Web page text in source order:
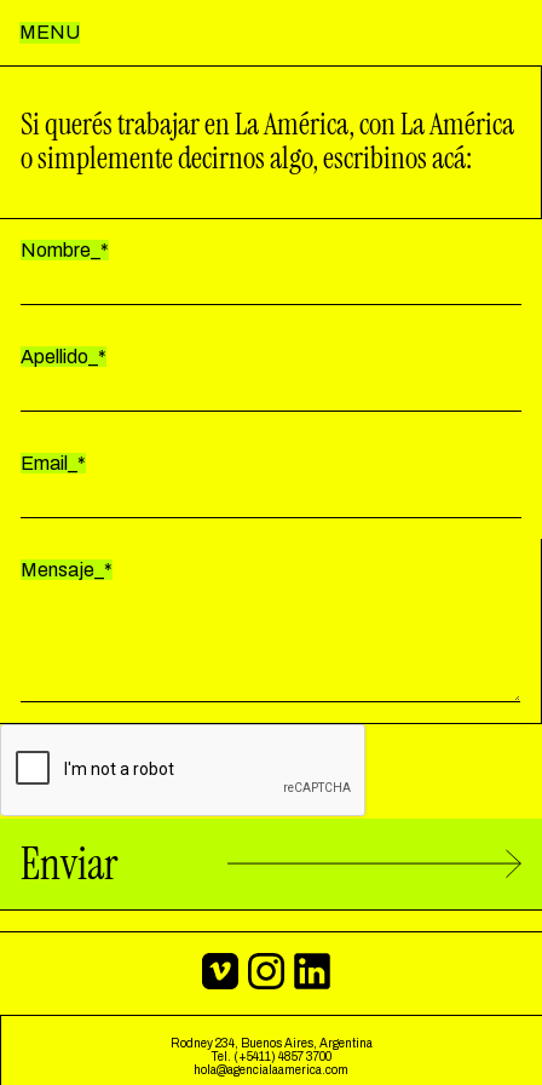
MENU
Inicio
Trabajos
Notas
Contacto
ESPAÑOL
Si querés trabajar en La América, con La América
o simplemente decirnos algo, escribinos acá:
Mensaje_*
Nombre_*
Apellido_*
Email_*
Enviar
Rodney 234, Buenos Aires, Argentina
Tel. (+5411) 4857 3700
hola@agencialaamerica.com